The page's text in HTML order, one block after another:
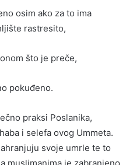
osim ako za to ima
rastresito,
što je preče,
pokuđeno.
praksi Poslanika,
i selefa ovog Ummeta.
svoje umrle te to